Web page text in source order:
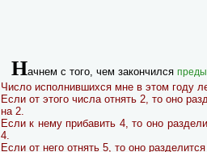
Начнем с того, чем закончился
Число исполнившихся мне в этом году
Если от этого числа отнять 2, то оно
на 2.
Если к нему прибавить 4, то оно
4.
Если от него отнять 5, то оно